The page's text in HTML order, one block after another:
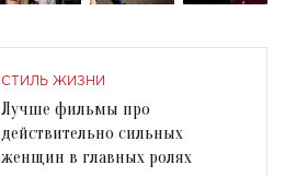
СТИЛЬ ЖИЗНИ
Лучше фильмы про
действительно сильных
женщин в главных ролях